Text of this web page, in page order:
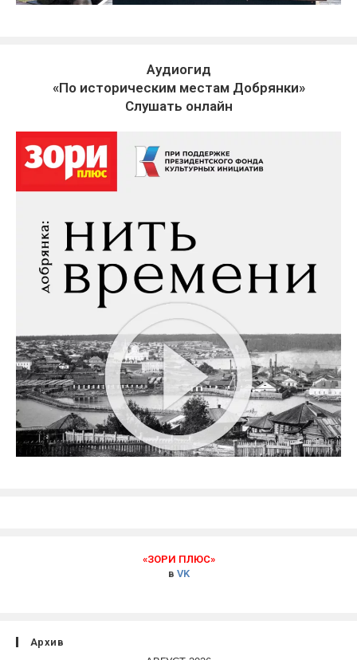
Аудиогид
«По историческим местам Добрянки»
Слушать онлайн
«ЗОРИ ПЛЮС»
в VK
Архив